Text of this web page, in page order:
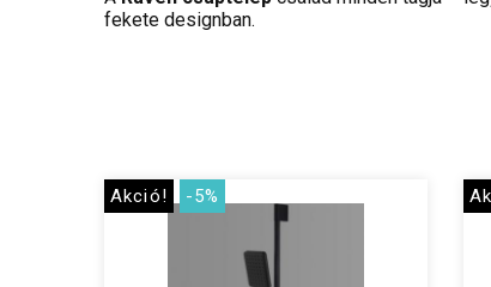
fekete designban.
Akció! -5%